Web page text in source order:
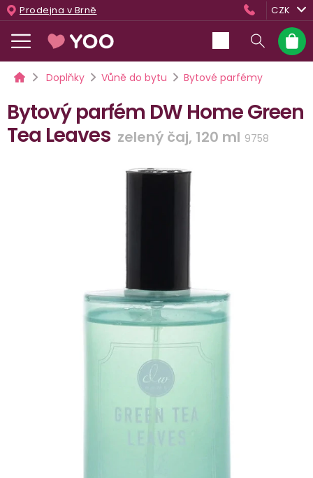
Přejít
na
obsah
Prodejna v Brně CZK
košík
DomůDoplňky Vůně do bytu Bytové parfémy
Bytový parfém DW Home Green
Tea Leaves zelený čaj, 120 ml 9758